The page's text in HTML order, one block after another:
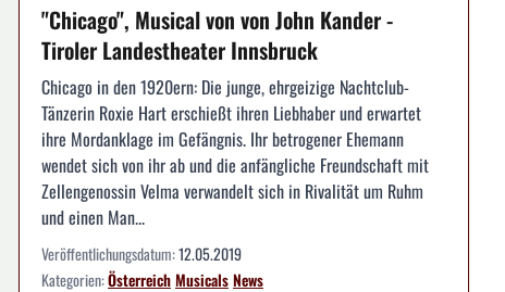
"Chicago", Musical von von John Kander -
Tiroler Landestheater Innsbruck
Chicago in den 1920ern: Die junge, ehrgeizige Nachtclub-
Tänzerin Roxie Hart erschießt ihren Liebhaber und erwartet
ihre Mordanklage im Gefängnis. Ihr betrogener Ehemann
wendet sich von ihr ab und die anfängliche Freundschaft mit
Zellengenossin Velma verwandelt sich in Rivalität um Ruhm
und einen Man...
Veröffentlichungsdatum:12.05.2019
Kategorien:ÖsterreichMusicalsNews